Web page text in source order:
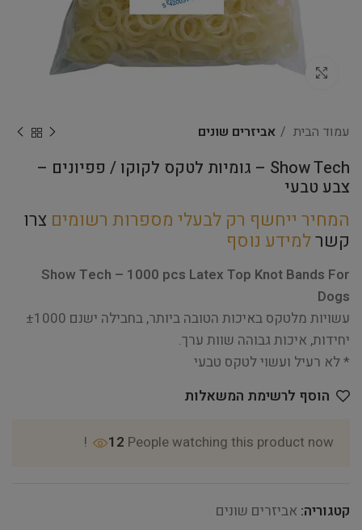
Click to enlarge
עמוד הבית אביזרים שונים
Show Tech – גומיות לטקס לקוקו / פפיונים –
צבע טבעי
המחיר ייחשף רק לבעלי מספרות רשומים צרו
קשרלמידע נוסף
Show Tech – 1000 pcs Latex Top Knot Bands For
Dogs
עשויות מלטקס באיכות הטובה ביותר, בחבילה ישנם ±1000
יחידות, איכות גבוהה שוות ערך.
* לא רעיל ועשוי לטקס טבעי
הוסף לרשימת המשאלות
12 People watching this product now!
קטגוריה: אביזרים שונים